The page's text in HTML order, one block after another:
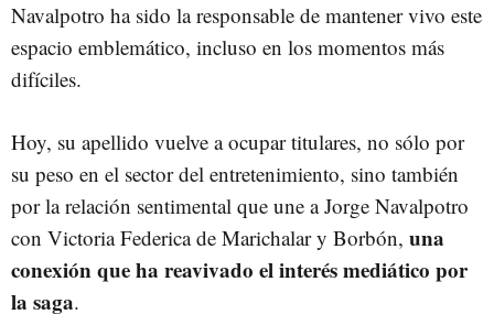
Navalpotro ha sido la responsable de mantener vivo este
espacio emblemático, incluso en los momentos más
difíciles.
Hoy, su apellido vuelve a ocupar titulares, no sólo por
su peso en el sector del entretenimiento, sino también
por la relación sentimental que une a Jorge Navalpotro
con Victoria Federica de Marichalar y Borbón, una
conexión que ha reavivado el interés mediático por
la saga.